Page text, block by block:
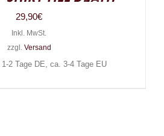
29,90€
Inkl. MwSt.
zzgl. Versand
2 Tage DE, ca. 3-4 Tage EU